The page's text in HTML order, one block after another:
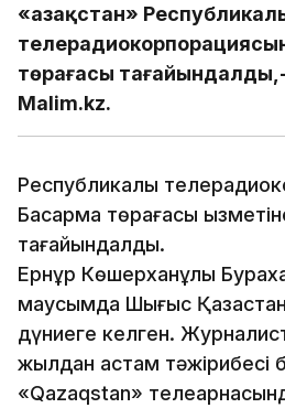
«Қазақстан»
төрағасы
Malim.kz.
Республикалық
Басқарма төрағасы
тағайындалды.
Ернұр Көшерханұлы
маусымда Шығыс
дүниеге келген.
жылдан астам
«Qazaqstan»